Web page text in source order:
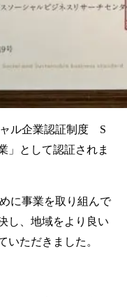
ャル企業認証制度 S
」として認証されま
に事業を取り組んで
し、地域をより良い
いただきました。